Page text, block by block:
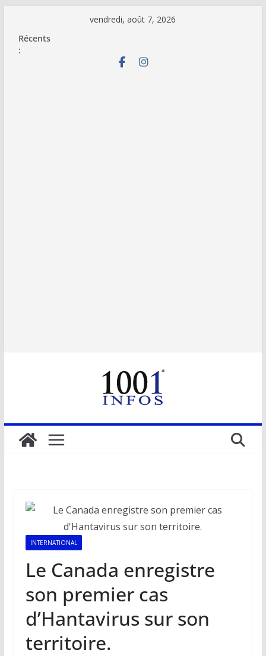
contenu
vendredi, août 7, 2026
Récents
:
INTERNATIONAL
Le Canada enregistre
son premier cas
d’Hantavirus sur son
territoire.